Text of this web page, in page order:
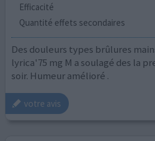
Efficacité
Quantité effets secondaires
Des douleurs types brûlures
lyrica'75 mg M a soulagé des la
soir. Humeur amélioré .
votre avis